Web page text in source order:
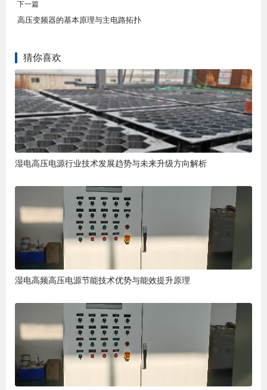
下一篇
高压变频器的基本原理与主电路拓扑
猜你喜欢
湿电高压电源行业技术发展趋势与未来升级方向解析
湿电高频高压电源节能技术优势与能效提升原理